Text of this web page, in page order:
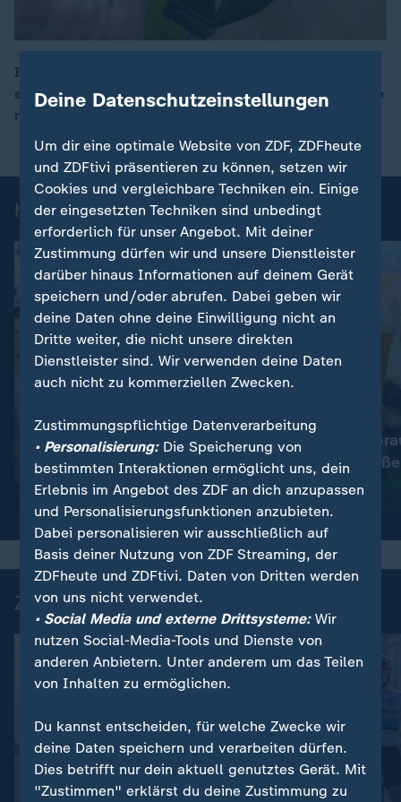
00:17
Im hohen Gras sind Rehkitze vom Traktor aus kaum zu
erkennen. Sogenannte Rehkitz-Retter bringen die Tiere
mit modernster Technik in Sicherheit.
heute-Nachrichten: Einzelbeiträge
Wetter
So wird das Wetter
Video1:11
Nachrichten | heute
Immer mehr
müssen
Video1:33
Zuletzt auf ZDFheute veröffentlicht
Deine Datenschutzeinstellungen
Um dir eine optimale Website von ZDF, ZDFheute
und ZDFtivi präsentieren zu können, setzen wir
Cookies und vergleichbare Techniken ein. Einige
der eingesetzten Techniken sind unbedingt
erforderlich für unser Angebot. Mit deiner
Zustimmung dürfen wir und unsere Dienstleister
darüber hinaus Informationen auf deinem Gerät
speichern und/oder abrufen. Dabei geben wir
deine Daten ohne deine Einwilligung nicht an
Dritte weiter, die nicht unsere direkten
Dienstleister sind. Wir verwenden deine Daten
auch nicht zu kommerziellen Zwecken.
Zustimmungspflichtige Datenverarbeitung
• Personalisierung:Die Speicherung von
bestimmten Interaktionen ermöglicht uns, dein
Erlebnis im Angebot des ZDF an dich anzupassen
und Personalisierungsfunktionen anzubieten.
Dabei personalisieren wir ausschließlich auf
Basis deiner Nutzung von ZDF Streaming, der
ZDFheute und ZDFtivi. Daten von Dritten werden
von uns nicht verwendet.
• Social Media und externe Drittsysteme:Wir
nutzen Social-Media-Tools und Dienste von
anderen Anbietern. Unter anderem um das Teilen
von Inhalten zu ermöglichen.
Du kannst entscheiden, für welche Zwecke wir
deine Daten speichern und verarbeiten dürfen.
Dies betrifft nur dein aktuell genutztes Gerät. Mit
"Zustimmen" erklärst du deine Zustimmung zu